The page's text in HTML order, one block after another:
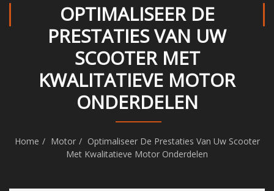
OPTIMALISEER DE
PRESTATIES VAN UW
SCOOTER MET
KWALITATIEVE MOTOR
ONDERDELEN
Home Motor
Optimaliseer De Prestaties Van Uw Scooter
Met Kwalitatieve Motor Onderdelen